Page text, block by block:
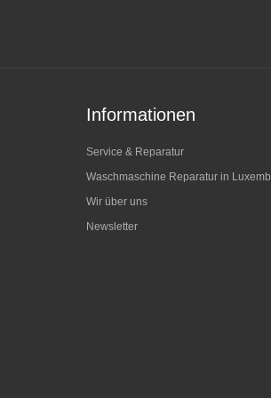
Informationen
Service & Reparatur
Waschmaschine Reparatur in
Wir über uns
Newsletter